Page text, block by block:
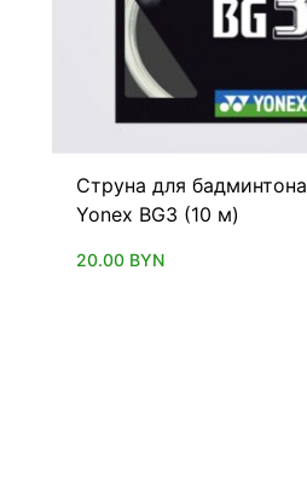
Струна для бадминтона
Yonex BG3 (10 м)
20.00 BYN